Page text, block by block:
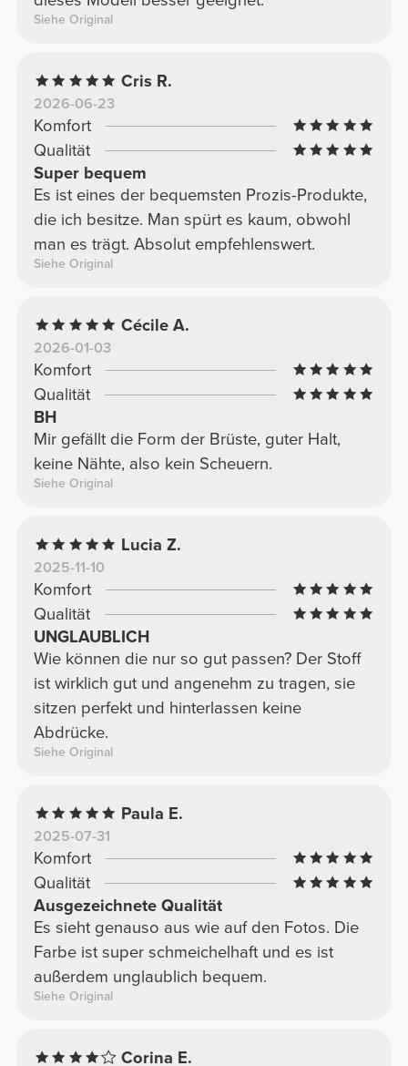
Siehe Original
Cris R.
2026-06-23
Komfort
Qualität
Super bequem
Es ist eines der bequemsten Prozis-Produkte,
die ich besitze. Man spürt es kaum, obwohl
man es trägt. Absolut empfehlenswert.
Siehe Original
Cécile A.
2026-01-03
Komfort
Qualität
BH
Mir gefällt die Form der Brüste, guter Halt,
keine Nähte, also kein Scheuern.
Siehe Original
Lucia Z.
2025-11-10
Komfort
Qualität
UNGLAUBLICH
Wie können die nur so gut passen? Der Stoff
ist wirklich gut und angenehm zu tragen, sie
sitzen perfekt und hinterlassen keine
Abdrücke.
Siehe Original
Paula E.
2025-07-31
Komfort
Qualität
Ausgezeichnete Qualität
Es sieht genauso aus wie auf den Fotos. Die
Farbe ist super schmeichelhaft und es ist
außerdem unglaublich bequem.
Siehe Original
Corina E.